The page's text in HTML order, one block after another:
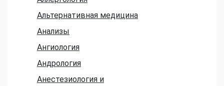
Альтернативная медицина
Анализы
Ангиология
Андрология
Анестезиология и